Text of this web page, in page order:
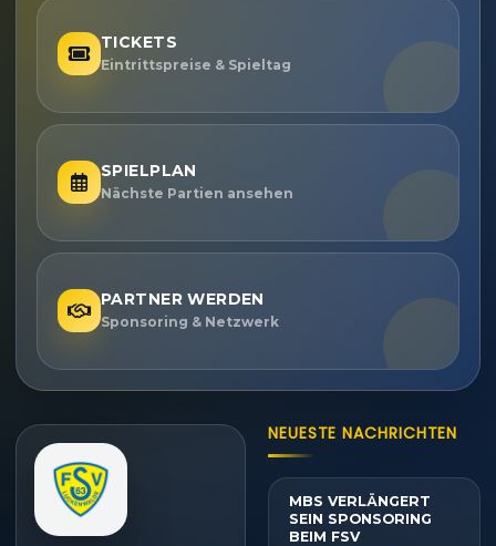
TICKETS
Eintrittspreise & Spieltag
SPIELPLAN
Nächste Partien ansehen
PARTNER WERDEN
Sponsoring & Netzwerk
NEUESTE NACHRICHTEN
MBS VERLÄNGERT
SEIN SPONSORING
BEIM FSV